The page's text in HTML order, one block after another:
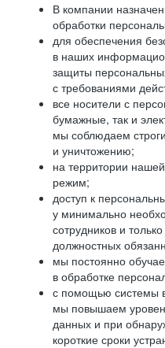
В компании
обработки
для обеспечения
в наших
защиты
с требованиями
все носители с
бумажные, так и
мы соблюдаем
и уничтожению;
на территории
режим;
доступ к
у минимально
сотрудников и
должностных
мы постоянно
в обработке
с помощью системы
мы повышаем
данных и при
короткие сроки